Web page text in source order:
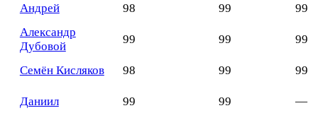
Андрей 98 99
99
Александр
Дубовой
99 99 99
Семён Кисляков 98 99 99
Даниил 99 99 —